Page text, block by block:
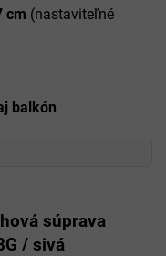
cm (nastaviteľné
balkón
súprava
/ sivá